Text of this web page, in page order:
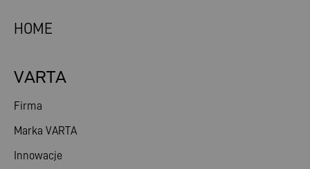
HOME
VARTA
Firma
Marka VARTA
Innowacje